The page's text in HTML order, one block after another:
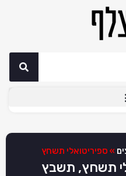
» ספיריטואלי תשחץ
תשחץ, תשבץ